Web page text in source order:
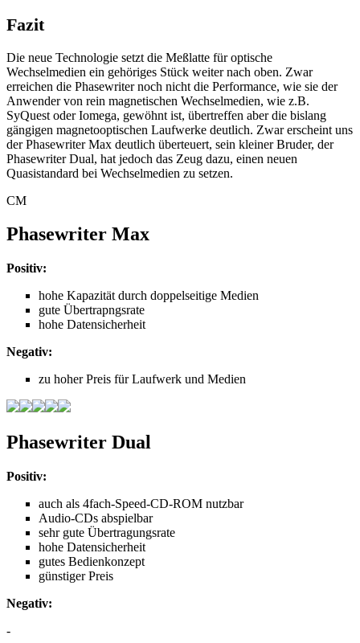
Fazit
Die neue Technologie setzt die Meßlatte für optische
Wechselmedien ein gehöriges Stück weiter nach oben. Zwar
erreichen die Phasewriter noch nicht die Performance, wie sie der
Anwender von rein magnetischen Wechselmedien, wie z.B.
SyQuest oder Iomega, gewöhnt ist, übertreffen aber die bislang
gängigen magnetooptischen Laufwerke deutlich. Zwar erscheint uns
der Phasewriter Max deutlich überteuert, sein kleiner Bruder, der
Phasewriter Dual, hat jedoch das Zeug dazu, einen neuen
Quasistandard bei Wechselmedien zu setzen.
CM
Phasewriter Max
Positiv:
hohe Kapazität durch doppelseitige Medien
gute Übertrapngsrate
hohe Datensicherheit
Negativ:
zu hoher Preis für Laufwerk und Medien
Phasewriter Dual
Positiv:
auch als 4fach-Speed-CD-ROM nutzbar
Audio-CDs abspielbar
sehr gute Übertragungsrate
hohe Datensicherheit
gutes Bedienkonzept
günstiger Preis
Negativ:
-